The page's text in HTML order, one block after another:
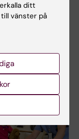
ditt
vänster på